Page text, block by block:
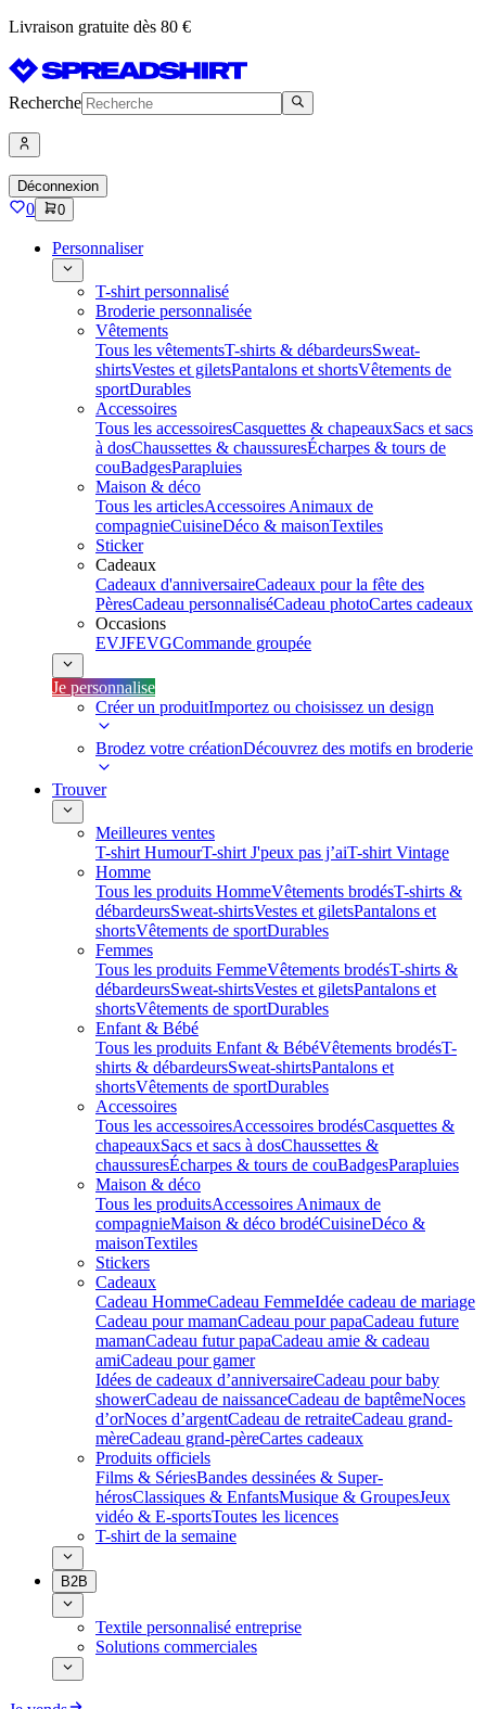
Livraison gratuite dès 80 €
Recherche
Déconnexion
0 0
Personnaliser
T-shirt personnalisé
Broderie personnalisée
Vêtements
Tous les vêtementsT-shirts & débardeursSweat-
shirtsVestes et giletsPantalons et shortsVêtements de
sportDurables
Accessoires
Tous les accessoiresCasquettes & chapeauxSacs et sacs
à dosChaussettes & chaussuresÉcharpes & tours de
couBadgesParapluies
Maison & déco
Tous les articlesAccessoires Animaux de
compagnieCuisineDéco & maisonTextiles
Sticker
Cadeaux
Cadeaux d'anniversaireCadeaux pour la fête des
PèresCadeau personnaliséCadeau photoCartes cadeaux
Occasions
EVJFEVGCommande groupée
Je personnalise
Créer un produitImportez ou choisissez un design
Brodez votre créationDécouvrez des motifs en broderie
Trouver
Meilleures ventes
T-shirt HumourT-shirt J'peux pas j’aiT-shirt Vintage
Homme
Tous les produits HommeVêtements brodésT-shirts &
débardeursSweat-shirtsVestes et giletsPantalons et
shortsVêtements de sportDurables
Femmes
Tous les produits FemmeVêtements brodésT-shirts &
débardeursSweat-shirtsVestes et giletsPantalons et
shortsVêtements de sportDurables
Enfant & Bébé
Tous les produits Enfant & BébéVêtements brodésT-
shirts & débardeursSweat-shirtsPantalons et
shortsVêtements de sportDurables
Accessoires
Tous les accessoiresAccessoires brodésCasquettes &
chapeauxSacs et sacs à dosChaussettes &
chaussuresÉcharpes & tours de couBadgesParapluies
Maison & déco
Tous les produitsAccessoires Animaux de
compagnieMaison & déco brodéCuisineDéco &
maisonTextiles
Stickers
Cadeaux
Cadeau HommeCadeau FemmeIdée cadeau de mariage​
Cadeau pour mamanCadeau pour papaCadeau future
mamanCadeau futur papaCadeau amie & cadeau
amiCadeau pour gamer
Idées de cadeaux d’anniversaireCadeau pour baby
showerCadeau de naissanceCadeau de baptêmeNoces
d’orNoces d’argentCadeau de retraiteCadeau grand-
mèreCadeau grand-pèreCartes cadeaux
Produits officiels
Films & SériesBandes dessinées & Super-
hérosClassiques & EnfantsMusique & GroupesJeux
vidéo & E-sportsToutes les licences
T-shirt de la semaine
B2B
Textile personnalisé entreprise
Solutions commerciales